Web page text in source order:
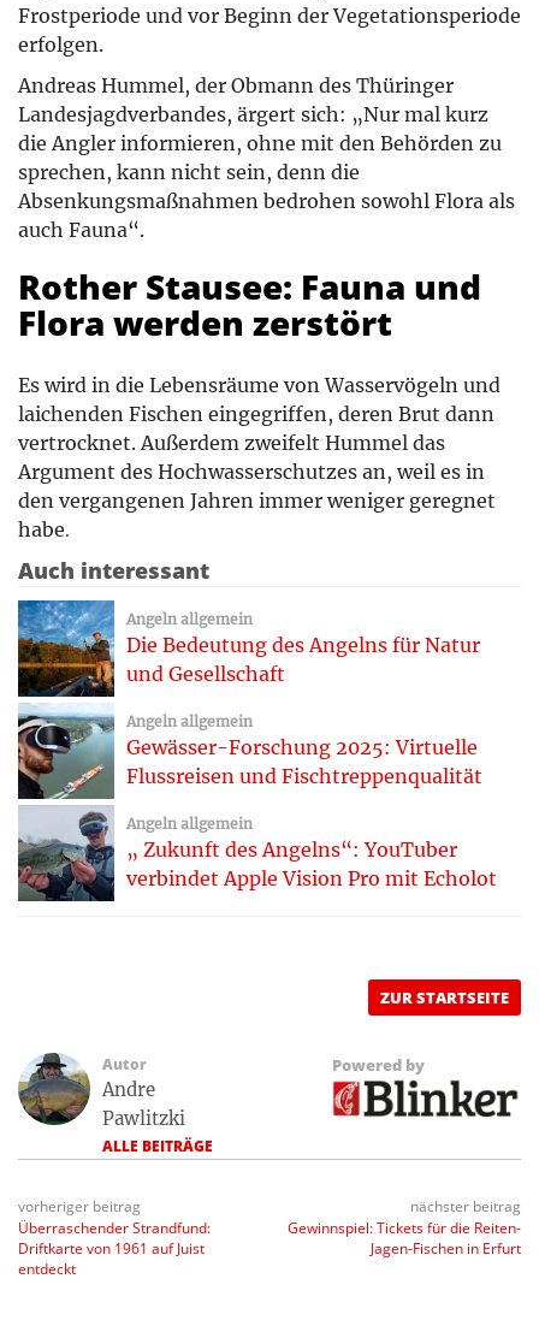
Frostperiode und vor Beginn der Vegetationsperiode
erfolgen.
Andreas Hummel, der Obmann des Thüringer
Landesjagdverbandes, ärgert sich: „Nur mal kurz
die Angler informieren, ohne mit den Behörden zu
sprechen, kann nicht sein, denn die
Absenkungsmaßnahmen bedrohen sowohl Flora als
auch Fauna“.
Rother Stausee: Fauna und
Flora werden zerstört
Es wird in die Lebensräume von Wasservögeln und
laichenden Fischen eingegriffen, deren Brut dann
vertrocknet. Außerdem zweifelt Hummel das
Argument des Hochwasserschutzes an, weil es in
den vergangenen Jahren immer weniger geregnet
habe.
Auch interessant
Angeln allgemein
Die Bedeutung des Angelns für Natur
und Gesellschaft
Angeln allgemein
Gewässer-Forschung 2025: Virtuelle
Flussreisen und Fischtreppenqualität
Angeln allgemein
„ Zukunft des Angelns“: YouTuber
verbindet Apple Vision Pro mit Echolot
ZUR STARTSEITE
Autor
Andre
Pawlitzki
ALLE BEITRÄGE
Powered by
vorheriger beitrag
Überraschender Strandfund:
Driftkarte von 1961 auf Juist
entdeckt
nächster beitrag
Gewinnspiel: Tickets für die Reiten-
Jagen-Fischen in Erfurt